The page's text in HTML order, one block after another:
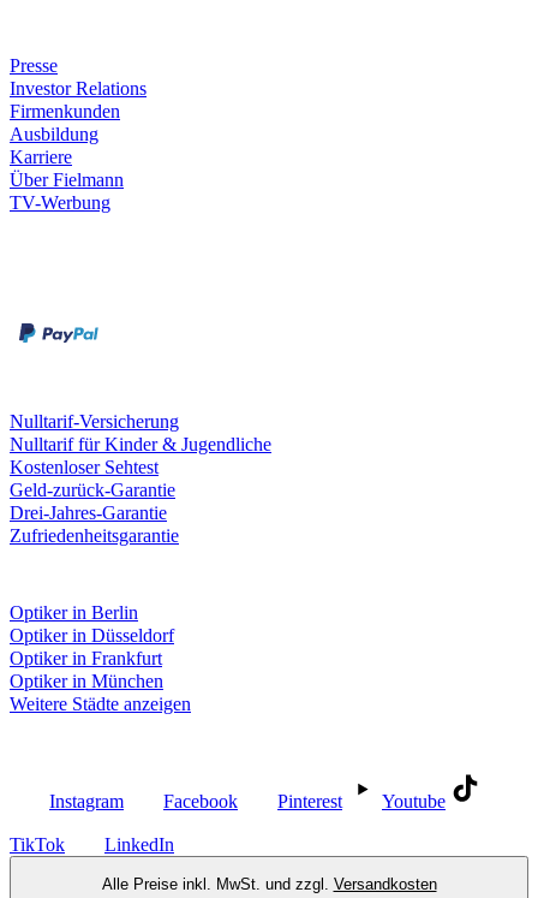
Presse
Investor Relations
Firmenkunden
Ausbildung
Karriere
Über Fielmann
TV-Werbung
Nulltarif-Versicherung
Nulltarif für Kinder & Jugendliche
Kostenloser Sehtest
Geld-zurück-Garantie
Drei-Jahres-Garantie
Zufriedenheitsgarantie
Optiker in Berlin
Optiker in Düsseldorf
Optiker in Frankfurt
Optiker in München
Weitere Städte anzeigen
Instagram Facebook Pinterest Youtube
TikTok LinkedIn
Alle Preise inkl. MwSt. und zzgl. Versandkosten